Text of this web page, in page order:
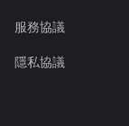
服務協議
隱私協議